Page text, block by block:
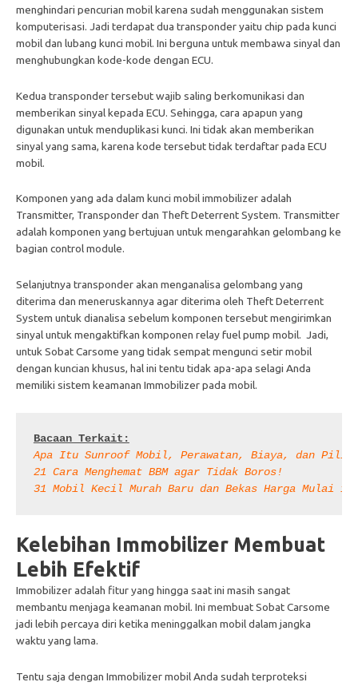
menghindari pencurian mobil karena sudah menggunakan sistem
komputerisasi. Jadi terdapat dua transponder yaitu chip pada kunci
mobil dan lubang kunci mobil. Ini berguna untuk membawa sinyal dan
menghubungkan kode-kode dengan ECU.
Kedua transponder tersebut wajib saling berkomunikasi dan
memberikan sinyal kepada ECU. Sehingga, cara apapun yang
digunakan untuk menduplikasi kunci. Ini tidak akan memberikan
sinyal yang sama, karena kode tersebut tidak terdaftar pada ECU
mobil.
Komponen yang ada dalam kunci mobil immobilizer adalah
Transmitter, Transponder dan Theft Deterrent System. Transmitter
adalah komponen yang bertujuan untuk mengarahkan gelombang ke
bagian control module.
Selanjutnya transponder akan menganalisa gelombang yang
diterima dan meneruskannya agar diterima oleh Theft Deterrent
System untuk dianalisa sebelum komponen tersebut mengirimkan
sinyal untuk mengaktifkan komponen relay fuel pump mobil. Jadi,
untuk Sobat Carsome yang tidak sempat mengunci setir mobil
dengan kuncian khusus, hal ini tentu tidak apa-apa selagi Anda
memiliki sistem keamanan Immobilizer pada mobil.
Bacaan Terkait:
Apa Itu Sunroof Mobil, Perawatan, Biaya, dan
21 Cara Menghemat BBM agar Tidak Boros!
31 Mobil Kecil Murah Baru dan Bekas Harga Mulai
Kelebihan Immobilizer Membuat
Lebih Efektif
Immobilizer adalah fitur yang hingga saat ini masih sangat
membantu menjaga keamanan mobil. Ini membuat Sobat Carsome
jadi lebih percaya diri ketika meninggalkan mobil dalam jangka
waktu yang lama.
Tentu saja dengan Immobilizer mobil Anda sudah terproteksi